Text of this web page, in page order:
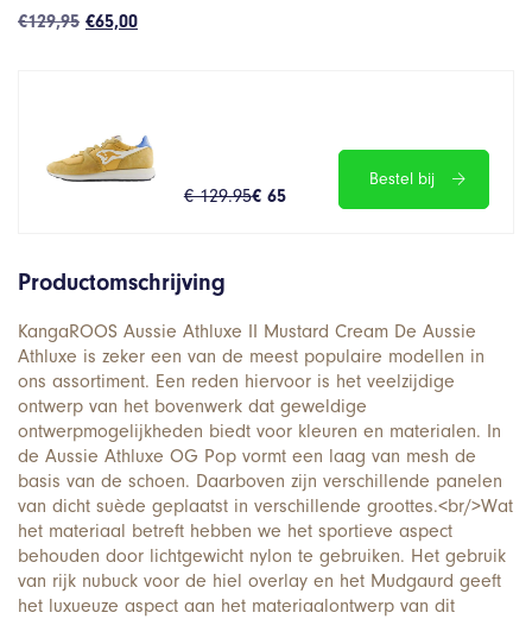
€129,95 Oorspronkelijke
€65,00Huidige
€ 129.95€ 65
Bestel bij
Productomschrijving
KangaROOS Aussie Athluxe II Mustard Cream De Aussie
Athluxe is zeker een van de meest populaire modellen in
ons assortiment. Een reden hiervoor is het veelzijdige
ontwerp van het bovenwerk dat geweldige
ontwerpmogelijkheden biedt voor kleuren en materialen. In
de Aussie Athluxe OG Pop vormt een laag van mesh de
basis van de schoen. Daarboven zijn verschillende panelen
van dicht suède geplaatst in verschillende groottes.<br/>Wat
het materiaal betreft hebben we het sportieve aspect
behouden door lichtgewicht nylon te gebruiken. Het gebruik
van rijk nubuck voor de hiel overlay en het Mudgaurd geeft
het luxueuze aspect aan het materiaalontwerp van dit